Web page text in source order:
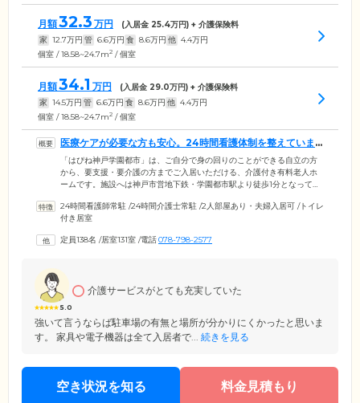
月額32.3 万円 (入居金 25.4万円) + 介護保険料
家 12.7万円 管 6.6万円 食 8.6万円 他 4.4万円
個室 / 18.58~24.7m2 / 個室
月額34.1 万円 (入居金 29.0万円) + 介護保険料
家 14.5万円 管 6.6万円 食 8.6万円 他 4.4万円
個室 / 18.58~24.7m2 / 個室
医療ケアが必要な方も安心。24時間看護体制を整えていま
す
「はぴね神戸学園都市」は、ご自分で身の回りのことができる自立の方
から、要支援・要介護の方までご入居いただける、介護付き有料老人ホ
ームです。施設へは神戸市営地下鉄・学園都市駅より徒歩1分となってお
り、ご自身のペースで安心して過ごせるようスタッフが生活をサポート
します。24時間看護体制も整備。看護師がご入居者様の日々の健康管理
す。同一建物内の医療ゾーンには内科・整形外科・皮膚科・歯科・調剤
24時間看護師常駐 /24時間介護士常駐 /2人部屋あり・夫婦入居可 /トイレ
付き居室
定員138名 /居室131室 /電話078-798-2577
5.0
介護サービスがとても充実していた
強いて言うならば駐車場の有無と場所が分かりにくかったと思いま
す。 家具や電子機器は全て入居者で... 続きを見る
空き状況を知る 料金見積もり